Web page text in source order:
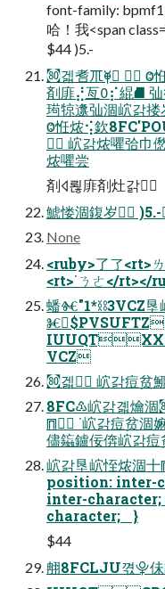
font-family:
哈！我<span
$44 )5.-
㉏겗㖈ㆭ⯥  Ⱉ
剤䨾⣜亙⡎緄⛘ 㢫
㻤㹁邍㢫涸岤갉
Ⱉ㤛㶶⢪欽
 岤갉㶶㘗㢵⼱
㶶㘗尝
剤⨞뢶䨾剤灶갉
鯱㥪涸鍑岁
None
<ruby>了了<rt>
<rt>˙ㄋㄜ</rt></
蟠Ⱙ"1*⛓3VCZ垦
VCZ
㉏겗 岤갉痘贫
8FC♳岤갉곏爚
⩎ ˙岤갉痘贫涸
儘䥰鑪佞倴岤갉
岤갉垦岤恎㶶涸
position: inter-
inter-
character; }
$44
䎃8FCLJU껷⯓